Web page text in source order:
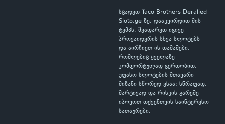
სცადეთ Taco Brothers Deralied
Sloto.ge-ზე, დააკვირდით მის
ტემპს, შეადარეთ იგივე
პროვაიდერის სხვა სლოტებს
და აირჩიეთ ის თამაშები,
რომლებიც ყველაზე
კომფორტულად გერთობით.
უფასო სლოტების მთავარი
მიზანი სწორედ ესაა: სწრაფად,
მარტივად და რისკის გარეშე
იპოვოთ თქვენთვის საინტერესო
სათაურები.